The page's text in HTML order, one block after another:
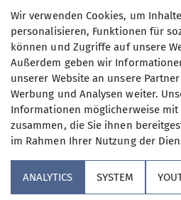
Schnuppertage in
08.09.2024
nicht alle Aktiven der
Wir verwenden Cookies, um
personalisieren, Funktionen für
können und Zugriffe auf unsere
Außerdem geben wir
unserer Website an unsere
Werbung und Analysen weiter.
Informationen möglicherweise mit
zusammen, die Sie ihnen
im Rahmen Ihrer Nutzung der
ANALYTICS SYSTEM